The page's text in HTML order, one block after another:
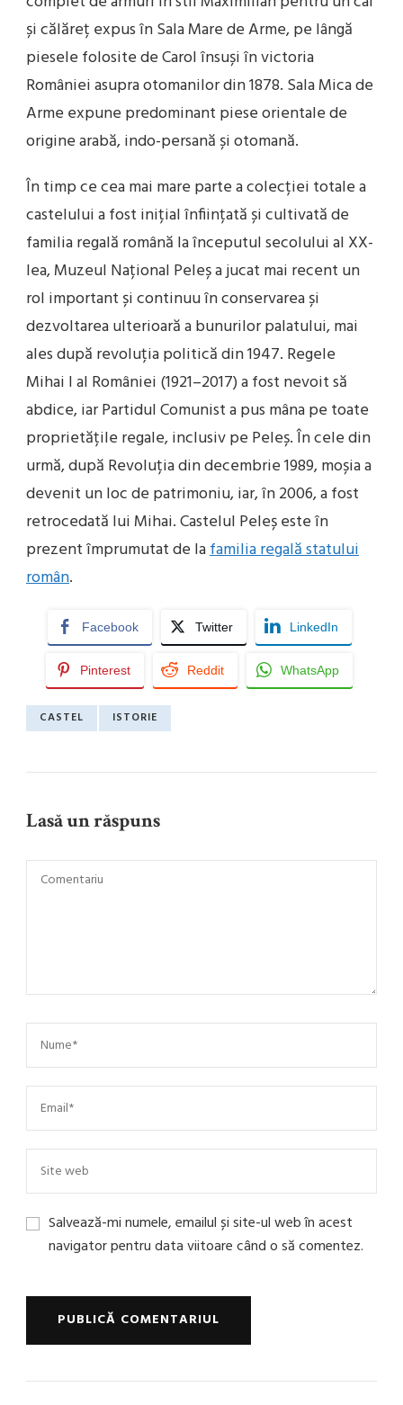
și călăreț expus în Sala Mare de Arme, pe lângă
piesele folosite de Carol însuși în victoria
României asupra otomanilor din 1878. Sala Mica de
Arme expune predominant piese orientale de
origine arabă, indo-persană și otomană.
În timp ce cea mai mare parte a colecției totale a
castelului a fost inițial înființată și cultivată de
familia regală română la începutul secolului al XX-
lea, Muzeul Național Peleș a jucat mai recent un
rol important și continuu în conservarea și
dezvoltarea ulterioară a bunurilor palatului, mai
ales după revoluția politică din 1947. Regele
Mihai I al României (1921–2017) a fost nevoit să
abdice, iar Partidul Comunist a pus mâna pe toate
proprietățile regale, inclusiv pe Peleș. În cele din
urmă, după Revoluția din decembrie 1989, moșia a
devenit un loc de patrimoniu, iar, în 2006, a fost
retrocedată lui Mihai. Castelul Peleș este în
prezent împrumutat de lafamilia regală statului
român.
Facebook Twitter LinkedIn
Pinterest Reddit WhatsApp
CASTEL ISTORIE
Lasă un răspuns
Salvează-mi numele, emailul și site-ul web în acest
navigator pentru data viitoare când o să comentez.